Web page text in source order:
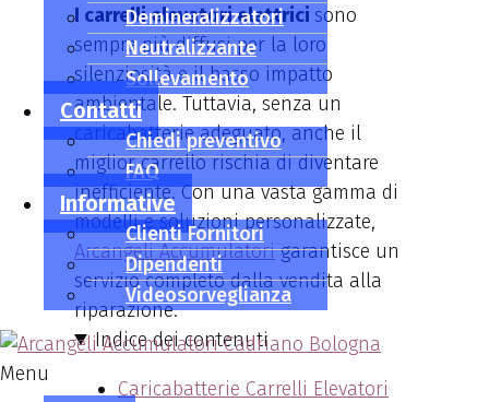
Demineralizzatori
Neutralizzante
Sollevamento
Contatti
Chiedi preventivo
FAQ
Informative
Clienti Fornitori
Dipendenti
Videosorveglianza
Menu
I carrelli elevatori elettrici sono
sempre più diffusi per la loro
silenziosità e il basso impatto
ambientale. Tuttavia, senza un
caricabatterie adeguato, anche il
miglior carrello rischia di diventare
inefficiente. Con una vasta gamma di
modelli e soluzioni personalizzate,
Arcangeli Accumulatorigarantisce un
servizio completo dalla vendita alla
riparazione.
Indice dei contenuti
Caricabatterie Carrelli Elevatori